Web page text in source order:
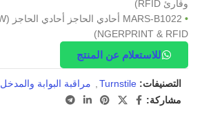
وقارئ RFID)
•
NGERPRINT & RFID)
للاستعلام عن المنتج
التصنيفات: Turnstile
مراقبة البوابة والمدخل
مشاركة: